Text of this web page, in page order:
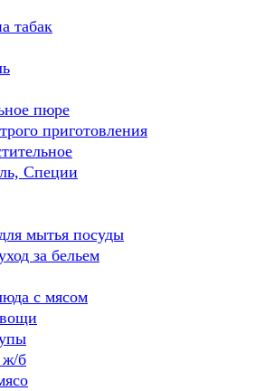
табак
пюре
приготовления
Специи
мытья посуды
за бельем
с мясом
ж/б